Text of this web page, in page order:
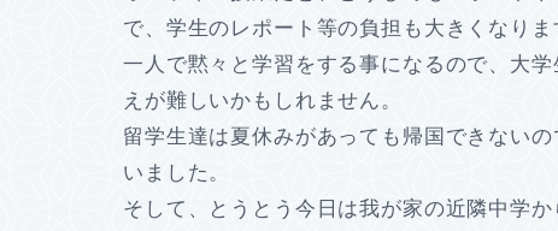
で、学生のレポート等の負担も大きくなり
一人で黙々と学習をする事になるので、大
えが難しいかもしれません。
留学生達は夏休みがあっても帰国できない
いました。
そして、とうとう今日は我が家の近隣中学